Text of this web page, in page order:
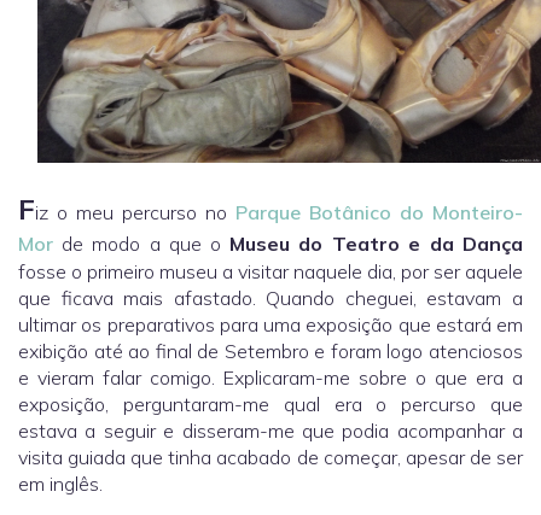
Fiz o meu percurso no Parque Botânico do Monteiro-
Mor de modo a que o Museu do Teatro e da Dança
fosse o primeiro museu a visitar naquele dia, por ser aquele
que ficava mais afastado. Quando cheguei, estavam a
ultimar os preparativos para uma exposição que estará em
exibição até ao final de Setembro e foram logo atenciosos
e vieram falar comigo. Explicaram-me sobre o que era a
exposição, perguntaram-me qual era o percurso que
estava a seguir e disseram-me que podia acompanhar a
visita guiada que tinha acabado de começar, apesar de ser
em inglês.